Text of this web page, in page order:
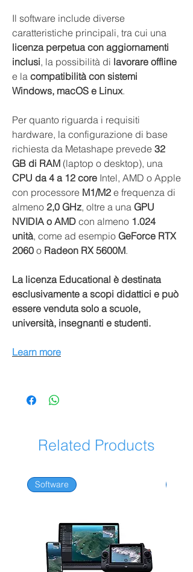
Il software include diverse
caratteristiche principali, tra cui una
licenza perpetua con aggiornamenti
inclusi, la possibilità di lavorare offline
e la compatibilità con sistemi
Windows, macOS e Linux.
Per quanto riguarda i requisiti
hardware, la configurazione di base
richiesta da Metashape prevede 32
GB di RAM (laptop o desktop), una
CPU da 4 a 12 core Intel, AMD o Apple
con processore M1/M2 e frequenza di
almeno 2,0 GHz, oltre a una GPU
NVIDIA o AMD con almeno 1.024
unità, come ad esempio GeForce RTX
2060 o Radeon RX 5600M.
La licenza Educational è destinata
esclusivamente a scopi didattici e può
essere venduta solo a scuole,
università, insegnanti e studenti.
Learn more
Related Products
Software